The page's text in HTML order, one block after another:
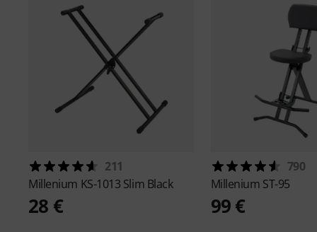
211
Millenium KS-1013 Slim Black
28 €
790
Millenium ST-95
99 €